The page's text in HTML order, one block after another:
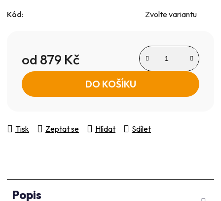
Kód: Zvolte variantu
od 879 Kč
Měrná cena:
DO KOŠÍKU
Tisk Zeptat se Hlídat Sdílet
Popis